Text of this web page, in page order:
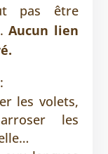
pas être
Aucun lien
les volets,
les